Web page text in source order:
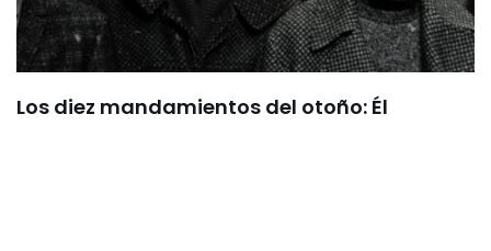
Los diez mandamientos del otoño: Él